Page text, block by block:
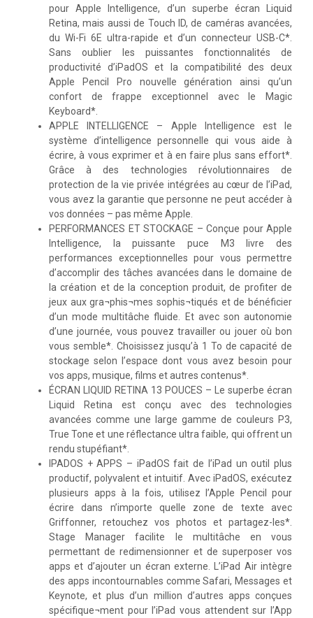
pour Apple Intelligence, d’un superbe écran Liquid
Retina, mais aussi de Touch ID, de caméras avancées,
du Wi-Fi 6E ultra-rapide et d’un connecteur USB-C*.
Sans oublier les puissantes fonctionnalités de
productivité d’iPadOS et la compatibilité des deux
Apple Pencil Pro nouvelle génération ainsi qu’un
confort de frappe exceptionnel avec le Magic
Keyboard*.
APPLE INTELLIGENCE – Apple Intelligence est le
système d’intelligence personnelle qui vous aide à
écrire, à vous exprimer et à en faire plus sans effort*.
Grâce à des technologies révolutionnaires de
protection de la vie privée intégrées au cœur de l’iPad,
vous avez la garantie que personne ne peut accéder à
vos données – pas même Apple.
PERFORMANCES ET STOCKAGE – Conçue pour Apple
Intelligence, la puissante puce M3 livre des
performances exceptionnelles pour vous permettre
d’accomplir des tâches avancées dans le domaine de
la création et de la conception produit, de profiter de
jeux aux gra¬phis¬mes sophis¬tiqués et de bénéficier
d’un mode multitâche fluide. Et avec son autonomie
d’une journée, vous pouvez travailler ou jouer où bon
vous semble*. Choisissez jusqu’à 1 To de capacité de
stockage selon l’espace dont vous avez besoin pour
vos apps, musique, films et autres contenus*.
ÉCRAN LIQUID RETINA 13 POUCES – Le superbe écran
Liquid Retina est conçu avec des technologies
avancées comme une large gamme de couleurs P3,
True Tone et une réflectance ultra faible, qui offrent un
rendu stupéfiant*.
IPADOS + APPS – iPadOS fait de l’iPad un outil plus
productif, polyvalent et intuitif. Avec iPadOS, exécutez
plusieurs apps à la fois, utilisez l’Apple Pencil pour
écrire dans n’importe quelle zone de texte avec
Griffonner, retouchez vos photos et partagez-les*.
Stage Manager facilite le multitâche en vous
permettant de redimensionner et de superposer vos
apps et d’ajouter un écran externe. L’iPad Air intègre
des apps incontournables comme Safari, Messages et
Keynote, et plus d’un million d’autres apps conçues
spécifique¬ment pour l’iPad vous attendent sur l’App